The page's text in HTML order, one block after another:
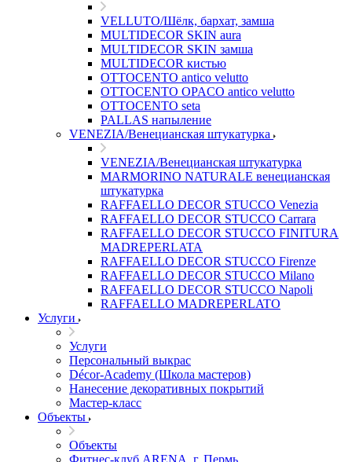
VELLUTO/Шёлк, бархат, замша
MULTIDECOR SKIN aura
MULTIDECOR SKIN замша
MULTIDECOR кистью
OTTOCENTO antico velutto
OTTOCENTO OPACO antico velutto
OTTOCENTO seta
PALLAS напыление
VENEZIA/Венецианская штукатурка
VENEZIA/Венецианская штукатурка
MARMORINO NATURALE венецианская
штукатурка
RAFFAELLO DECOR STUCCO Venezia
RAFFAELLO DECOR STUCCO Carrara
RAFFAELLO DECOR STUCCO FINITURA
MADREPERLATA
RAFFAELLO DECOR STUCCO Firenze
RAFFAELLO DECOR STUCCO Milano
RAFFAELLO DECOR STUCCO Napoli
RAFFAELLO MADREPERLATO
Услуги
Услуги
Персональный выкрас
Décor-Academy (Школа мастеров)
Нанесение декоративных покрытий
Мастер-класс
Объекты
Объекты
Фитнес-клуб ARENA, г. Пермь